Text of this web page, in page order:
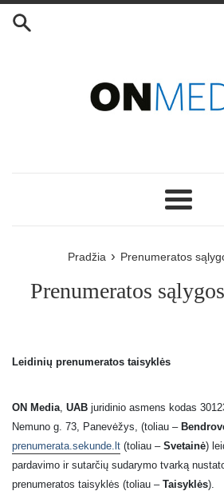
Eiti
Meniu
Pradžia › Prenumeratos
Prenumeratos
Leidinių prenumeratos taisyklės
ON Media UAB juridinio asmens kodas
Nemuno g. 73, Panevėžys, (toliau –
prenumerata.sekunde.lt (toliau – Svetainė)
pardavimo ir sutarčių sudarymo tvarką
prenumeratos taisyklės (toliau – Taisyklės).